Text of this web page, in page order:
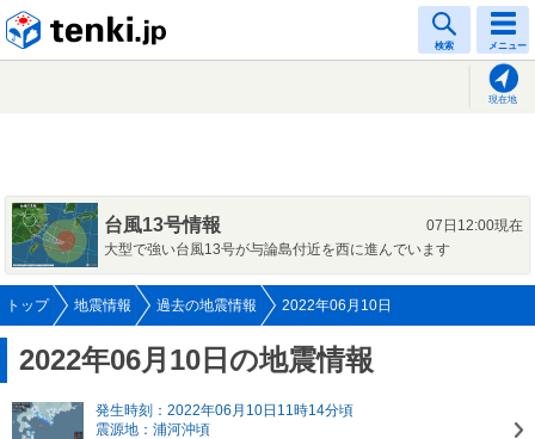
検索 メニュー
現在地
台風13号情報
07日12:00現在
大型で強い台風13号が与論島付近を西に進んでいます
トップ 地震情報 過去の地震情報 2022年06月10日
2022年06月10日の地震情報
発生時刻：2022年06月10日11時14分頃
震源地：浦河沖頃